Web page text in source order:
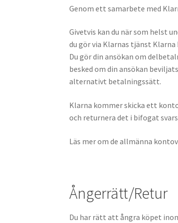
Genom ett samarbete med
Givetvis kan du när som helst
du gör via Klarnas tjänst
Du gör din ansökan om
besked om din ansökan
alternativt betalningssätt.
Klarna kommer skicka ett
och returnera det i bifogat
Läs mer om de allmänna
Ångerrätt/Retur
Du har rätt att ångra köpet